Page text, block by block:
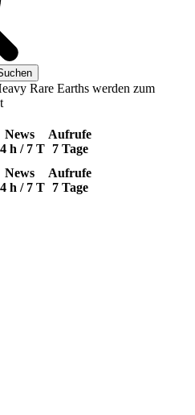
Rare Earths werden zum
News
h / 7 T
Aufrufe
7 Tage
News
h / 7 T
Aufrufe
7 Tage